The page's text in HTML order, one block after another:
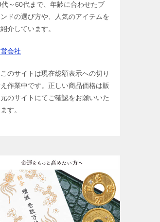
代～60代まで、年齢に合わせたブ
ドの選び方や、人気のアイテムを
介しています。
会社
のサイトは現在総額表示への切り
作業中です。正しい商品価格は販
のサイトにてご確認をお願いいた
す。